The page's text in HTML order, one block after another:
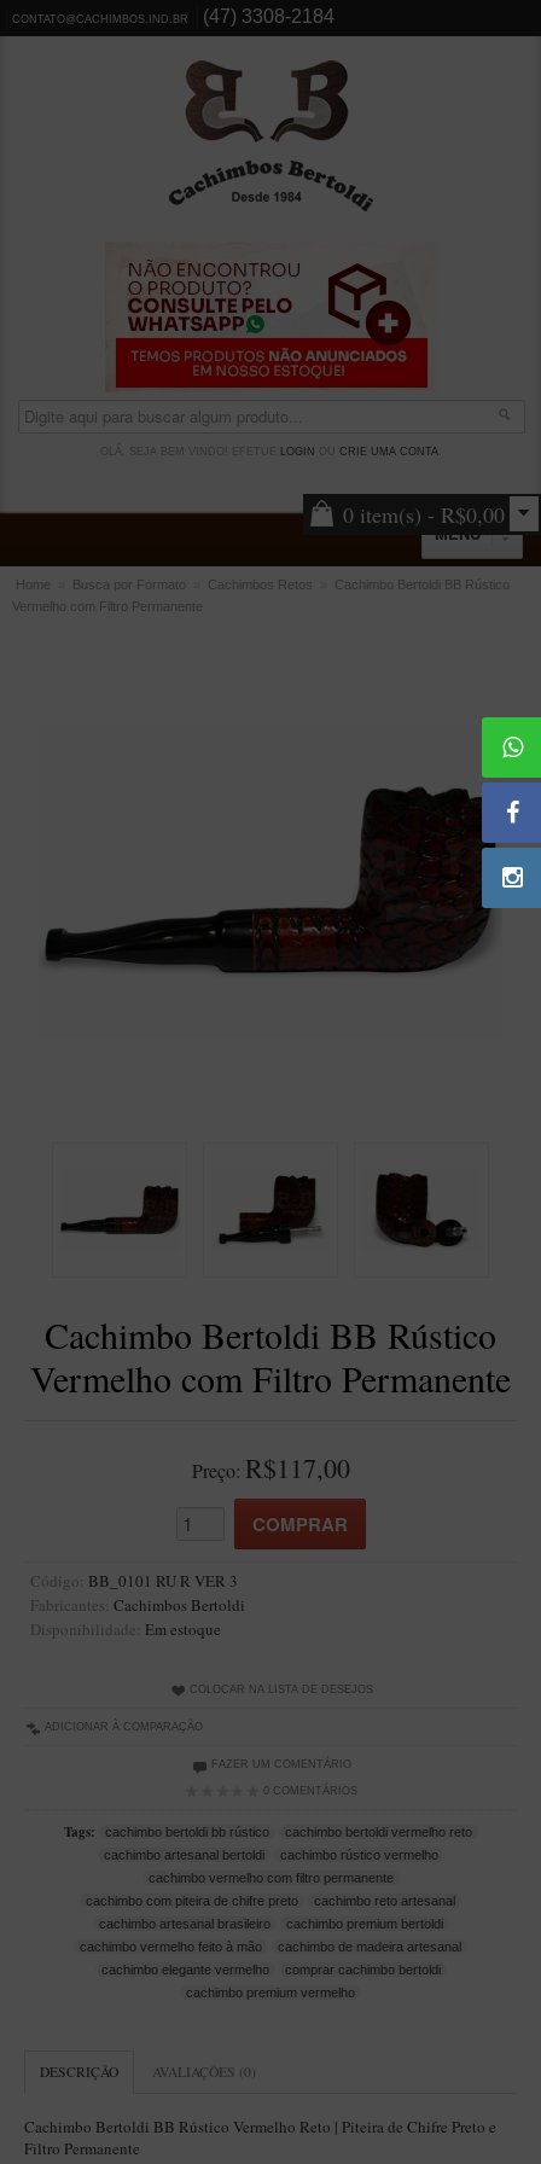
CONTATO@CACHIMBOS.IND.BR (47) 3308-2184
OLÁ, SEJA BEM VINDO! EFETUE LOGIN CRIE UMA CONTA.
0 item(s) - R$0,00
MENU
ACESSÓRIOS
Bolsas para Cachimbo
Blends Para Enrolar
Doctor Pipe
Geróss
LINHA IDELFONSO BERTOLDI
Artesão Idelfonso Bertoldi
Suporte Botinha para 1 cachimbo
Suporte Churchwarden
Suporte Redondo
Suporte Retangular
CACHIMBOS ARTESANAIS BRASILEIROS
Cachimbos com Anel
Elite Nº 2
Giovanni Encerado
Home Busca por Formato Cachimbos Retos
Cachimbo Bertoldi BB Rústico
Vermelho com Filtro Permanente
Cachimbo Bertoldi BB Rústico
Vermelho com Filtro Permanente
Preço: R$117,00
Código: BB_0101 RU R VER 3
Fabricantes: Cachimbos Bertoldi
Disponibilidade: Em estoque
COLOCAR NA LISTA DE DESEJOS
ADICIONAR À COMPARAÇÃO
FAZER UM COMENTÁRIO
0 COMENTÁRIOS
Tags: cachimbo bertoldi bb rústico
cachimbo bertoldi vermelho reto
cachimbo artesanal bertoldi
cachimbo rústico vermelho
cachimbo vermelho com filtro permanente
cachimbo com piteira de chifre preto
cachimbo reto artesanal
cachimbo artesanal brasileiro
cachimbo premium bertoldi
cachimbo vermelho feito à mão
cachimbo de madeira artesanal
cachimbo elegante vermelho
comprar cachimbo bertoldi
cachimbo premium vermelho
DESCRIÇÃO AVALIAÇÕES (0)
Cachimbo Bertoldi BB Rústico Vermelho Reto | Piteira de Chifre Preto e
Filtro Permanente